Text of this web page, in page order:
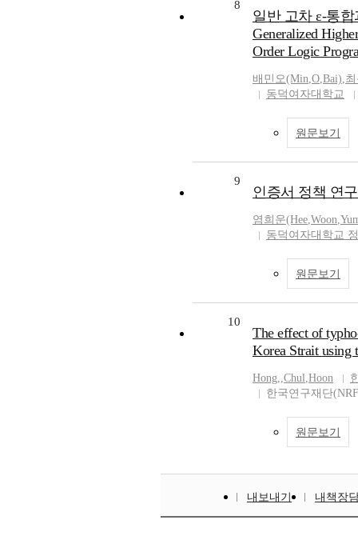
8
일반 고차 ε-통
Generalized
Order Logic
배민오(Min,O,Bai),
동덕여자대학교
원문보기
9
인증서 정책 연구
염희운(Hee,Woon,
동덕여자대학교
원문보기
10
The effect of
Korea Strait using
Hong,,Chul,Hoon
한국연구재단
원문보기
내보내기 내책장